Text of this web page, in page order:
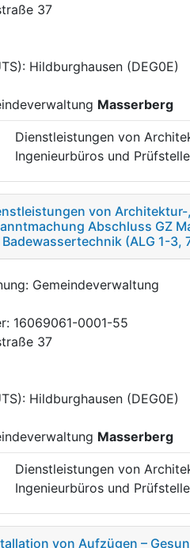
37
Hildburghausen (DEG0E)
Masserberg
Dienstleistungen von
Ingenieurbüros und
von
Abschluss GZ
(ALG 1-3,
Gemeindeverwaltung
16069061-0001-55
37
Hildburghausen (DEG0E)
Masserberg
Dienstleistungen von
Ingenieurbüros und
von Aufzügen –